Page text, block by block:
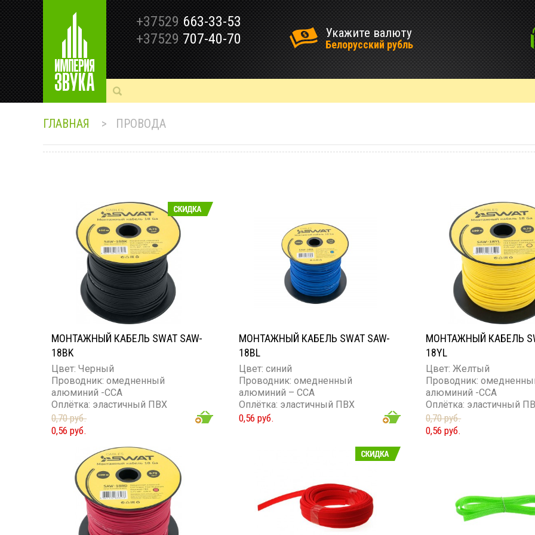
+37529 663-33-53
+37529 707-40-70 Укажите валюту
Белорусский рубль
ГЛАВНАЯ > ПРОВОДА
МОНТАЖНЫЙ КАБЕЛЬ SWAT SAW-
18BK
Цвет: Черный
Проводник: омедненный
алюминий -ССА
Оплётка: эластичный ПВХ
Сечение проводника: 18GA
0,70 руб.
0,56 руб.
МОНТАЖНЫЙ КАБЕЛЬ SWAT SAW-
18BL
Цвет: синий
Проводник: омедненный
алюминий – ССА
Оплётка: эластичный ПВХ
Количество жил: 1
0,56 руб.
МОНТАЖНЫЙ КАБЕЛЬ
18YL
Цвет: Желтый
Проводник:
алюминий -ССА
Оплётка: эластичный
Сечение проводника:
0,70 руб.
0,56 руб.